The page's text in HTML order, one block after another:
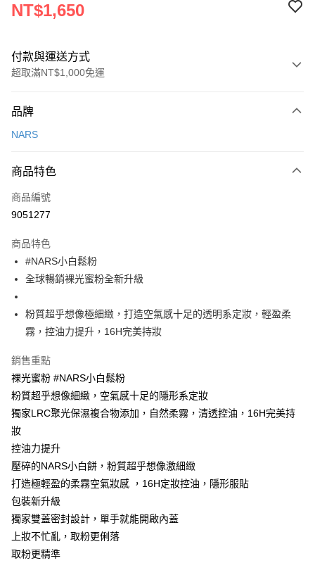
NT$1,650
付款與運送方式
超取滿NT$1,000免運
信用卡一次付款
Apple Pay
街口支付
Google Pay
全盈+PAY
大哥付你分期
相關說明
【大哥付你分期使用說明】
2.付款方式選擇「大哥付你分期」，訂單成立後會自動跳轉到大哥付的交易
流程，驗證手機門號後，選擇欲分期的期數、繳款截止日，確認付款後即完
成交易。
3.實際核准額度、可分期數及費用金額請依後續交易確認頁面所載為準。
4.訂單成立30分鐘內，如未前往確認交易或遇審核未通過，訂單將自動取
消。如遇「轉專審核」未通過狀況，表示未達大哥付你分期系統評分，恕無
法說明評估內容。
【繳款方式說明】
1.分期款項不併入電信帳單，「大哥付你分期」於每月結算日後寄送繳費提
2.透過簡訊連結打開帳單後，可選擇「超商條碼／台灣大直營門市／銀行轉
帳／街口支付／iPASS MONEY」等通路繳費。
【注意事項】
1.本服務係由「台灣大哥大股份有限公司」（以下簡稱本公司）所提供，讓
用戶於交易時，得透過本服務購買商品或服務，並由商店將買賣／分期付款
相關說明
【關於「AFTEE先享後付」】
AFTEE先享後付是「在收到商品之後才付款」的支付方式。 讓您購物簡單
１．簡單：不需註冊會員、不需綁卡、不需儲值。
２．便利：只要手機號碼，簡訊認證，即可結帳。
３．安心：先確認商品／服務後，再付款。
【「AFTEE先享後付」結帳流程】
１．於結帳方式選擇「AFTEE先享後付」後，將跳轉至「AFTEE先享後付」
２．訂單成立數日內，您將收到繳費通知簡訊。
３．收到繳費通知簡訊後14天內，點擊此簡訊中的連結，可透過四大超商／
ATM／網路銀行／等多元方式進行付款，方視為交易完成。
※ 請注意：結帳手續完成當下不需立刻繳費，但若您需要取消訂單，請聯絡
購買商品的店家。未經商家同意取消之訂單仍視為有效，需透過AFTEE先享
ATM付款
運送方式
付款後全家取貨
每筆NT$70，滿NT$1,000(含以上)免運費
付款後7-11取貨
宅配
每筆NT$100，滿NT$1,200(含以上)免運費
品牌
NARS
商品特色
商品編號
9051277
商品特色
#NARS小白鬆粉
全球暢銷裸光蜜粉全新升級
粉質超乎想像極細緻，打造空氣感十足的透明系定妝，輕盈柔
霧，控油力提升，16H完美持妝
銷售重點
裸光蜜粉 #NARS小白鬆粉
粉質超乎想像細緻，空氣感十足的隱形系定妝
獨家LRC聚光保濕複合物添加，自然柔霧，清透控油，16H完美持
妝
控油力提升
壓碎的NARS小白餅，粉質超乎想像激細緻
打造極輕盈的柔霧空氣妝感 ，16H定妝控油，隱形服貼
包裝新升級
獨家雙蓋密封設計，單手就能開啟內蓋
上妝不忙亂，取粉更俐落
取粉更精準